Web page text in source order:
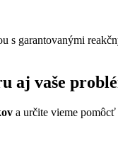
s garantovanými
aj vaše
a určite vieme